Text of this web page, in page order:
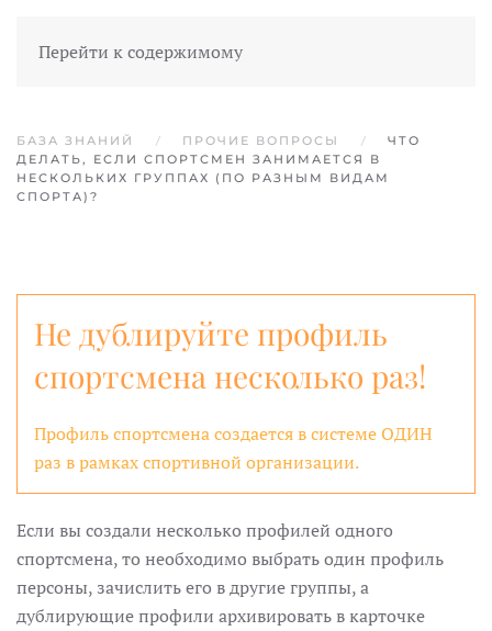
Перейти к содержимому
БАЗА ЗНАНИЙ ПРОЧИЕ ВОПРОСЫ
ЧТО
ДЕЛАТЬ, ЕСЛИ СПОРТСМЕН ЗАНИМАЕТСЯ В
НЕСКОЛЬКИХ ГРУППАХ (ПО РАЗНЫМ ВИДАМ
СПОРТА)?
Не дублируйте профиль
спортсмена несколько раз!
Профиль спортсмена создается в системе ОДИН
раз в рамках спортивной организации.
Если вы создали несколько профилей одного
спортсмена, то необходимо выбрать один профиль
персоны, зачислить его в другие группы, а
дублирующие профили архивировать в карточке